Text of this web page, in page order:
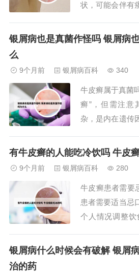
状，可能会伴有
或潮红。 还可
他们可以通过皮
是否是螨虫...
银屑病也是真菌作怪吗 银屑病
么
9个月前 银屑病百科 340
牛皮癣属于真菌
癣”，但需注意
杂，是内在遗传
病具有多基因遗
非唯一因素，需
2、体癣和牛...
有牛皮癣的人能吃冷饮吗 牛皮
9个月前 银屑病百科 280
牛皮癣患者需要
患者需要适当忌
个人情况调整饮
类食物（如烤鸭
银屑病什么时候会有破解 银屑
治的药